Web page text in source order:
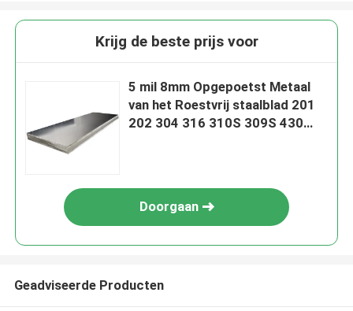
Krijg de beste prijs voor
5 mil 8mm Opgepoetst Metaal
van het Roestvrij staalblad 201
202 304 316 310S 309S 430
Doorgaan
Geadviseerde Producten